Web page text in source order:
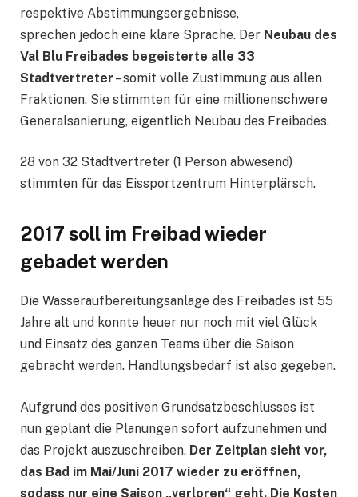
respektive Abstimmungsergebnisse,
sprechen jedoch eine klare Sprache. Der Neubau des
Val Blu Freibades begeisterte alle 33
Stadtvertreter – somit volle Zustimmung aus allen
Fraktionen. Sie stimmten für eine millionenschwere
Generalsanierung, eigentlich Neubau des Freibades.
28 von 32 Stadtvertreter (1 Person abwesend)
stimmten für das Eissportzentrum Hinterplärsch.
2017 soll im Freibad wieder
gebadet werden
Die Wasseraufbereitungsanlage des Freibades ist 55
Jahre alt und konnte heuer nur noch mit viel Glück
und Einsatz des ganzen Teams über die Saison
gebracht werden. Handlungsbedarf ist also gegeben.
Aufgrund des positiven Grundsatzbeschlusses ist
nun geplant die Planungen sofort aufzunehmen und
das Projekt auszuschreiben. Der Zeitplan sieht vor,
das Bad im Mai/Juni 2017 wieder zu eröffnen,
sodass nur eine Saison „verloren“ geht. Die Kosten